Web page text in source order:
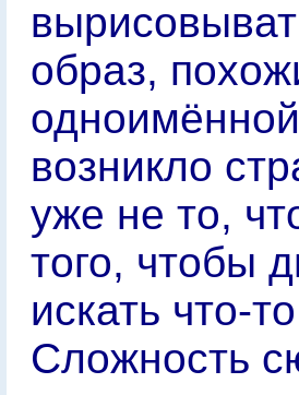
образ,
возникло
уже не то,
того, чтобы
искать что-
Сложность